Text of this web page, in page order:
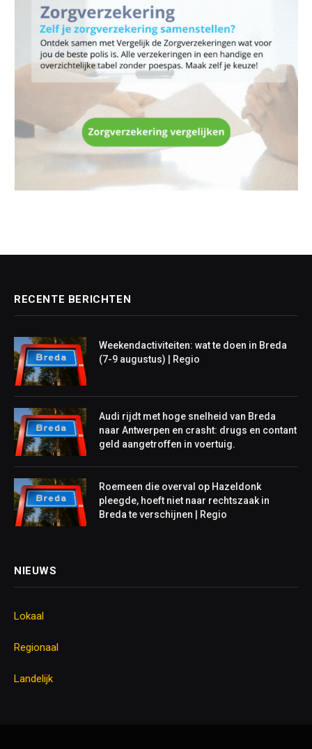
RECENTE BERICHTEN
Weekendactiviteiten: wat te doen in Breda
(7-9 augustus) | Regio
Audi rijdt met hoge snelheid van Breda
naar Antwerpen en crasht: drugs en contant
geld aangetroffen in voertuig.
Roemeen die overval op Hazeldonk
pleegde, hoeft niet naar rechtszaak in
Breda te verschijnen | Regio
NIEUWS
Lokaal
Regionaal
Landelijk